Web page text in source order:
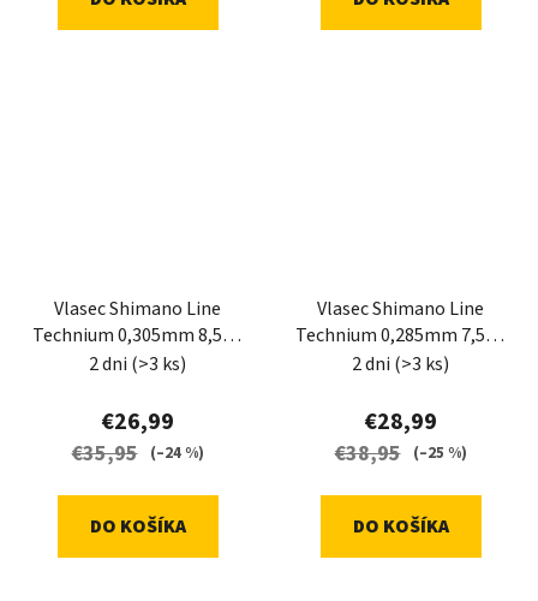
Vlasec Shimano Line
Technium 0,305mm 8,5kg
1100m grey
2 dni (>3 ks)
€26,99
€35,95 (–24 %)
DO KOŠÍKA
Vlasec Shimano Line
Technium 0,285mm 7,5kg
1250m grey
2 dni (>3 ks)
€28,99
€38,95 (–25 %)
DO KOŠÍKA